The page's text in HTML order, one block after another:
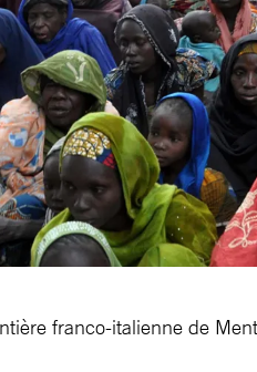
franco-italienne de